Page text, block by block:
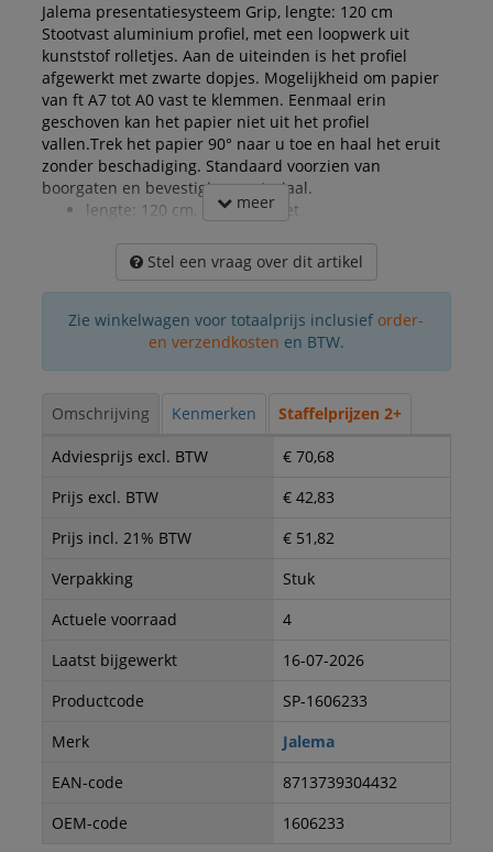
Jalema presentatiesysteem Grip, lengte: 120 cm
Stootvast aluminium profiel, met een loopwerk uit
kunststof rolletjes. Aan de uiteinden is het profiel
afgewerkt met zwarte dopjes. Mogelijkheid om papier
van ft A7 tot A0 vast te klemmen. Eenmaal erin
geschoven kan het papier niet uit het profiel
vallen.Trek het papier 90° naar u toe en haal het eruit
zonder beschadiging. Standaard voorzien van
boorgaten en bevestigingsmateriaal.
lengte: 120 cm, met magneet
meer
Stel een vraag over dit artikel
Zie winkelwagen voor totaalprijs inclusief order-
en verzendkosten en BTW.
Omschrijving Kenmerken Staffelprijzen 2+
Adviesprijs excl. BTW
€ 70,68
Prijs excl. BTW
€ 42,83
Prijs incl. 21% BTW
€ 51,82
Verpakking
Stuk
Actuele voorraad
4
Laatst bijgewerkt
16-07-2026
Productcode
SP-1606233
Merk
Jalema
EAN-code
8713739304432
OEM-code
1606233